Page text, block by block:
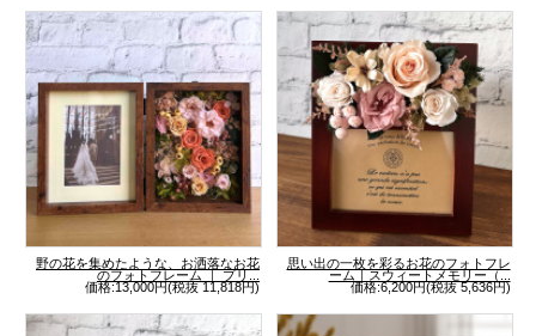
野の花を集めたような、お洒落なお花
のフォトフレーム ｜ プリ...
価格:13,000円(税抜 11,818円)
思い出の一枚を彩るお花のフォトフレ
ーム｜スウィートメモリー（...
価格:6,200円(税抜 5,636円)